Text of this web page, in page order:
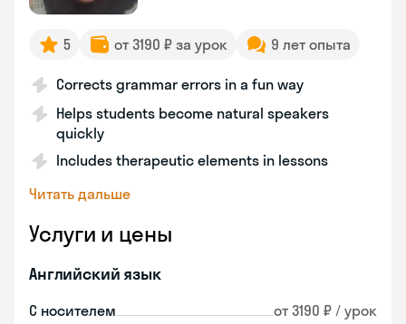
5 от 3190 ₽ за урок 9 лет опыта
Corrects grammar errors in a fun way
Helps students become natural speakers
quickly
Includes therapeutic elements in lessons
Читать дальше
Услуги и цены
Английский язык
С носителем от 3190 ₽ / урок